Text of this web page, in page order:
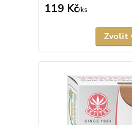
119 Kč/ks
Zvolit